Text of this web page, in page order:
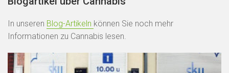
In unseren Blog-Artikeln können Sie noch mehr
Informationen zu Cannabis lesen.